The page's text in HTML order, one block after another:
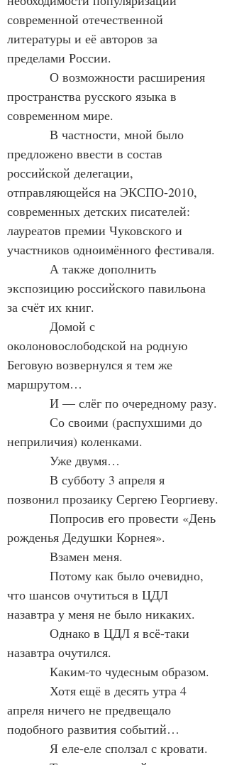
современной отечественной
литературы и её авторов за
пределами России.
пространства русского языка в
современном мире.
предложено ввести в состав
российской делегации,
отправляющейся на ЭКСПО-2010,
современных детских писателей:
лауреатов премии Чуковского и
участников одноимённого фестиваля.
экспозицию российского павильона
за счёт их книг.
околоновослободской на родную
Беговую возвернулся я тем же
маршрутом…
            И — слёг по очередному разу.
неприличия) коленками.
            Уже двумя…
позвонил прозаику Сергею Георгиеву.
рожденья Дедушки Корнея».
            Взамен меня.
что шансов очутиться в ЦДЛ
назавтра у меня не было никаких.
назавтра очутился.
            Каким-то чудесным образом.
апреля ничего не предвещало
подобного развития событий…
            Я еле-еле сползал с кровати.